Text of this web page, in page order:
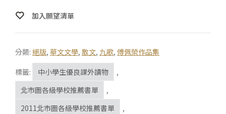
加入願望清單
分類: 絕版, 華文文學, 散文, 九歌, 傅佩榮作品集
標籤:
中小學生優良課外讀物
,
北市圖各級學校推薦書單
,
2011北市圖各級學校推薦書單
,